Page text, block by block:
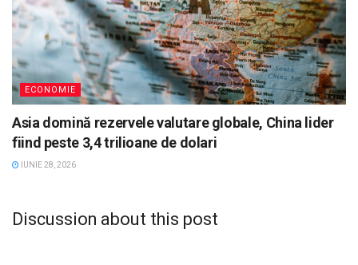
ECONOMIE
Asia domină rezervele valutare globale, China lider
fiind peste 3,4 trilioane de dolari
IUNIE 28, 2026
Discussion about this post